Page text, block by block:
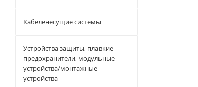
Кабеленесущие системы
Устройства защиты, плавкие
предохранители, модульные
устройства/монтажные
устройства